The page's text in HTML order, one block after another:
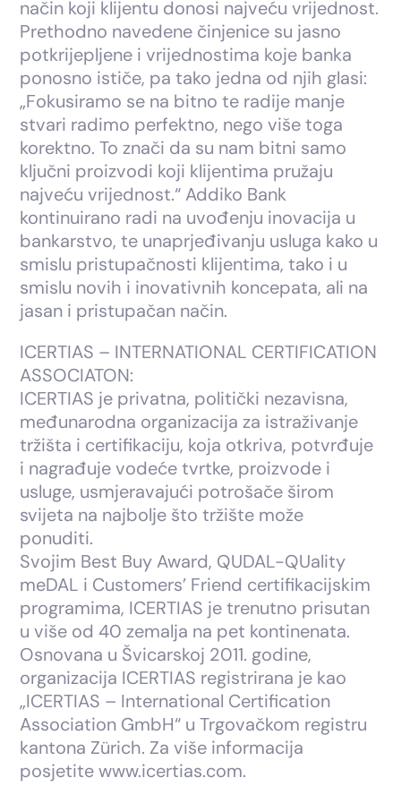
način koji klijentu donosi najveću vrijednost.
Prethodno navedene činjenice su jasno
potkrijepljene i vrijednostima koje banka
ponosno ističe, pa tako jedna od njih glasi:
„Fokusiramo se na bitno te radije manje
stvari radimo perfektno, nego više toga
korektno. To znači da su nam bitni samo
ključni proizvodi koji klijentima pružaju
najveću vrijednost.“ Addiko Bank
kontinuirano radi na uvođenju inovacija u
bankarstvo, te unaprjeđivanju usluga kako u
smislu pristupačnosti klijentima, tako i u
smislu novih i inovativnih koncepata, ali na
jasan i pristupačan način.
ICERTIAS – INTERNATIONAL CERTIFICATION
ASSOCIATON:
ICERTIAS je privatna, politički nezavisna,
međunarodna organizacija za istraživanje
tržišta i certifikaciju, koja otkriva, potvrđuje
i nagrađuje vodeće tvrtke, proizvode i
usluge, usmjeravajući potrošače širom
svijeta na najbolje što tržište može
ponuditi.
Svojim Best Buy Award, QUDAL-QUality
meDAL i Customers’ Friend certifikacijskim
programima, ICERTIAS je trenutno prisutan
u više od 40 zemalja na pet kontinenata.
Osnovana u Švicarskoj 2011. godine,
organizacija ICERTIAS registrirana je kao
„ICERTIAS – International Certification
Association GmbH“ u Trgovačkom registru
kantona Zürich. Za više informacija
posjetite www.icertias.com.